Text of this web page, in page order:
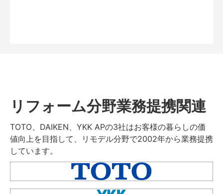
リフォーム分野業務提携関連
TOTO、DAIKEN、YKK APの3社はお客様の暮らしの価
値向上を目指して、リモデル分野で2002年から業務提携
しています。